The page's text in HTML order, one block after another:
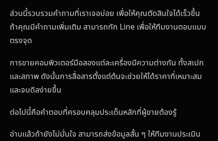
ส่วนนี้รวบรวมคำถามที่เราเจอบ่อย เพื่อให้คุณตัดสินใจได้เร็วขึ้น
ถ้าคุณมีคำถามเพิ่มเติม สามารถทัก Line เพื่อให้ทีมงานตอบแบบ
ตรงจุด
การขายคอมพิวเตอร์มือสองแต่ละเครื่องมีความต่างกัน ทั้งสเปก
และสภาพ ดังนั้นการสื่อสารตั้งแต่ต้นจะช่วยให้ได้ราคาที่เหมาะสม
และจบดีลง่ายขึ้น
ต่อไปนี้คือคำตอบที่ครอบคลุมประเด็นหลักที่ผู้ขายต้องรู้
อ่านแล้วถ้ายังไม่มั่นใจ สามารถส่งข้อมูลสั้น ๆ ให้ทีมงานประเมิน